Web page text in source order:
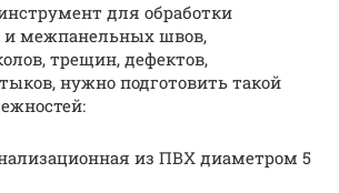
для обработки
межпанельных швов,
трещин, дефектов,
нужно подготовить такой
из ПВХ диаметром 5